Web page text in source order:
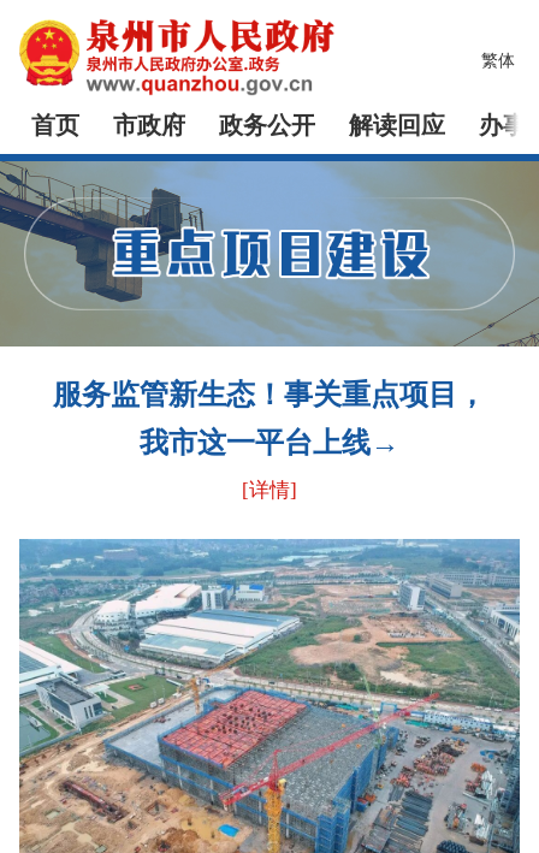
繁体
首页 市政府 政务公开 解读回应 办事
服务监管新生态！事关重点项目，
我市这一平台上线→
[详情]